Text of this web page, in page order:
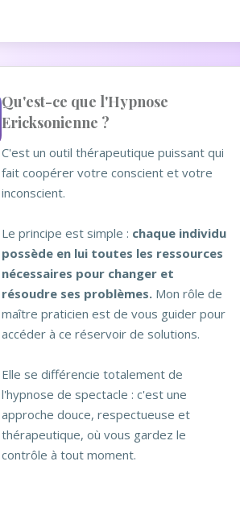
Qu'est-ce que l'Hypnose
Ericksonienne ?
C'est un outil thérapeutique puissant qui
fait coopérer votre conscient et votre
inconscient.
Le principe est simple : chaque individu
possède en lui toutes les ressources
nécessaires pour changer et
résoudre ses problèmes.Mon rôle de
maître praticien est de vous guider pour
accéder à ce réservoir de solutions.
Elle se différencie totalement de
l'hypnose de spectacle : c'est une
approche douce, respectueuse et
thérapeutique, où vous gardez le
contrôle à tout moment.